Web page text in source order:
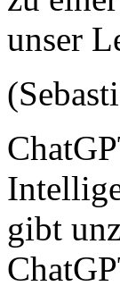
unser
gibt